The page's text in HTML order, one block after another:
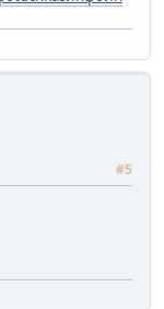
#5